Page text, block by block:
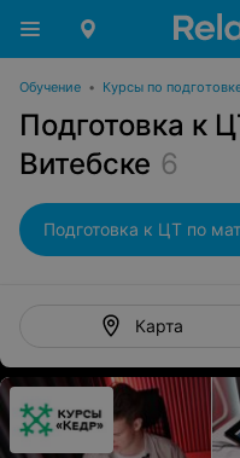
Обучение • Курсы по
Подготовка к
Витебске 6
Подготовка к ЦТ по
Карта